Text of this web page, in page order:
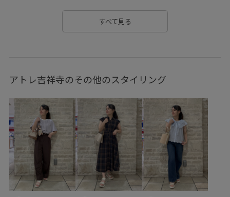
ワンショルダー ワンピース 上品
接触冷感 撥水加工 機能素材
異素材コンビネーション 華やか 軽快 都会的
長財布
すべて見る
アトレ吉祥寺のその他のスタイリング